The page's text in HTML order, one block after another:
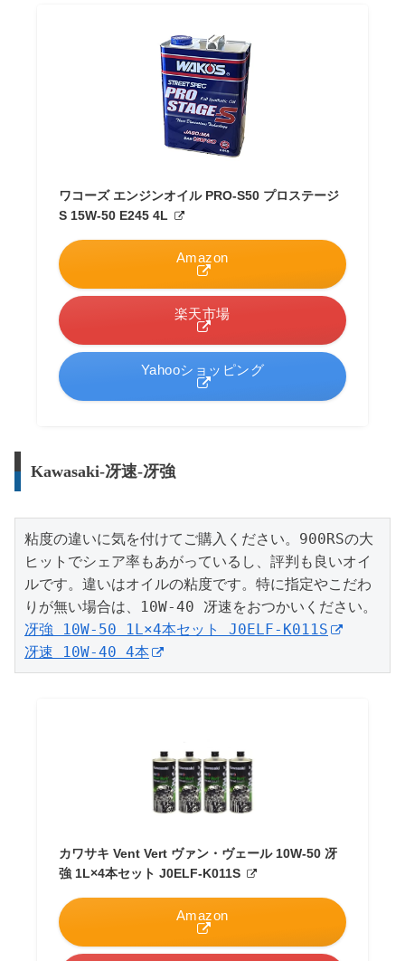
ワコーズ エンジンオイル PRO-S50 プロステージ
S 15W-50 E245 4L
Amazon
楽天市場
Yahooショッピング
Kawasaki-冴速-冴強
粘度の違いに気を付けてご購入ください。900RSの大
ヒットでシェア率もあがっているし、評判も良いオイ
ルです。違いはオイルの粘度です。特に指定やこだわ
冴強 10W-50 1L×4本セット J0ELF-K011S
冴速 10W-40 4本
カワサキ Vent Vert ヴァン・ヴェール 10W-50 冴
強 1L×4本セット J0ELF-K011S
Amazon